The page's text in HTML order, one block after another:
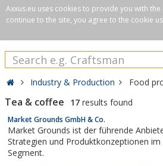
Axxus.eu uses cookies to provide you with
continue to the site, you agree to the cookie
Industry & Production Food
Tea & coffee 17 results found
Market Grounds GmbH & Co.
Market Grounds ist der führende
Strategien und Produktkonzeptionen
Segment.